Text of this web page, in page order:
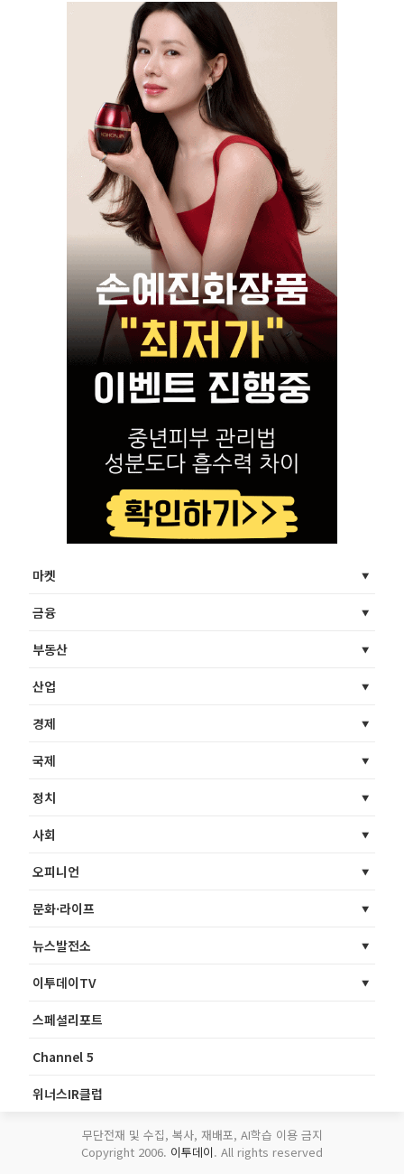
마켓
금융
부동산
산업
경제
국제
정치
사회
오피니언
문화·라이프
뉴스발전소
이투데이TV
스페셜리포트
Channel 5
위너스IR클럽
무단전재 및 수집, 복사, 재배포, AI학습 이용 금지
Copyright 2006. 이투데이. All rights reserved